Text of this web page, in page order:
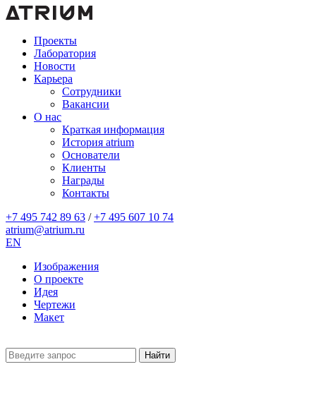
Проекты
Лаборатория
Новости
Карьера
Сотрудники
Вакансии
О нас
Краткая информация
История atrium
Основатели
Клиенты
Награды
Контакты
+7 495 742 89 63 / +7 495 607 10 74
atrium@atrium.ru
EN
Изображения
О проекте
Идея
Чертежи
Макет
Найти